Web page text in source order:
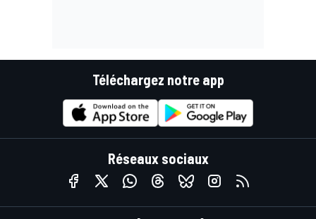
Téléchargez notre app
Réseaux sociaux